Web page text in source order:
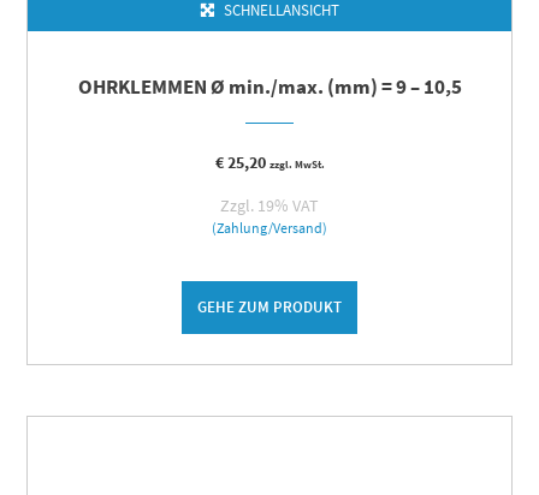
SCHNELLANSICHT
OHRKLEMMEN Ø min./max. (mm) = 9 – 10,5
€25,20 zzgl. MwSt.
Zzgl. 19% VAT
(Zahlung/Versand)
GEHE ZUM PRODUKT